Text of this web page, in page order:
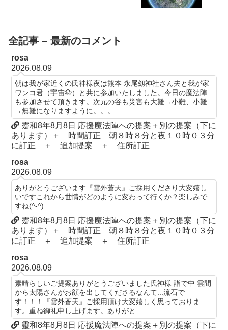
全記事 – 最新のコメント
rosa
2026.08.09
朝は我が家近くの氏神様夜は熊本 永尾劔神社さん夫と我が家
ワンコ君（宇宙🐶）と共に参加いたしました。今日の魔法陣
も参加させて頂きます。次元の谷も災害も大難→小難、小難
→無難になりますように。。。
靈和8年8月8日 応援魔法陣への提案＋別の提案（下に
あります）＋ 時間訂正 朝８時８分と夜１０時０３分
に訂正 ＋ 追加提案 ＋ 住所訂正
rosa
2026.08.09
ありがとうございます『雲外蒼天』ご採用くださり大変嬉し
いですこれから世情がどのように変わって行くか？楽しみで
すね(^-^)
靈和8年8月8日 応援魔法陣への提案＋別の提案（下に
あります）＋ 時間訂正 朝８時８分と夜１０時０３分
に訂正 ＋ 追加提案 ＋ 住所訂正
rosa
2026.08.09
素晴らしいご提案ありがとうございました氏神様 詣で中 雲間
から太陽さんがお顔を出してくださるなんて...流石で
す！！！『雲外蒼天』ご採用頂け大変嬉しく思っておりま
す。重ね御礼申し上げます。ありがと...
靈和8年8月8日 応援魔法陣への提案＋別の提案（下に